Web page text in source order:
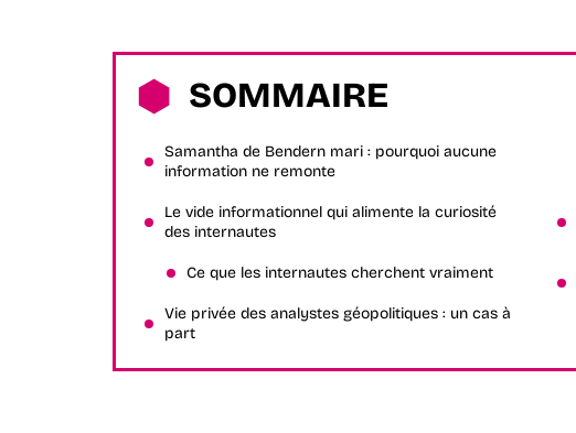
SOMMAIRE
Samantha de Bendern mari : pourquoi aucune
information ne remonte
Le vide informationnel qui alimente la curiosité
des internautes
Ce que les internautes cherchent vraiment
Vie privée des analystes géopolitiques : un cas à
part